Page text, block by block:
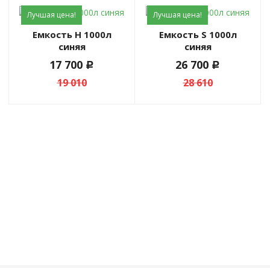
Лучшая цена!
Емкость H 1000л
синяя
17 700 c
19 010
Лучшая цена!
Емкость S 1000л
синяя
26 700 c
28 610